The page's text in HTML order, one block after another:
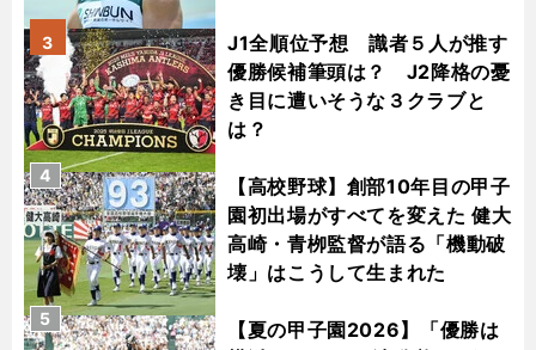
J1全順位予想 識者５人が推す
優勝候補筆頭は？ J2降格の憂
き目に遭いそうな３クラブと
は？
3
【高校野球】創部10年目の甲子
園初出場がすべてを変えた 健大
高崎・青栁監督が語る「機動破
壊」はこうして生まれた
4
【夏の甲子園2026】「優勝は
5